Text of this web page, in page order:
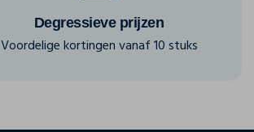
Degressieve prijzen
Voordelige kortingen vanaf 10 stuks